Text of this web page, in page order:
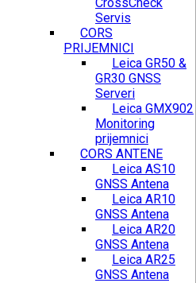
Servis
CORS
PRIJEMNICI
Leica GR50 &
GR30 GNSS
Serveri
Leica GMX902
Monitoring
prijemnici
CORS ANTENE
Leica AS10
GNSS Antena
Leica AR10
GNSS Antena
Leica AR20
GNSS Antena
Leica AR25
GNSS Antena